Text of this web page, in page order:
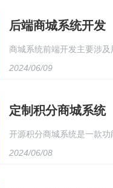
后端商城系统开发
商城系统前端开发主要涉
美观且易于使用的用户界
2024/06/09
定制积分商城系统
开源积分商城系统是一款
能，方便用户进行积分管
2024/06/08